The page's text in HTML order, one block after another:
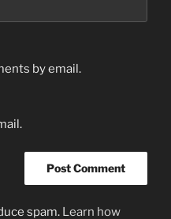
by email.
spam. Learn how